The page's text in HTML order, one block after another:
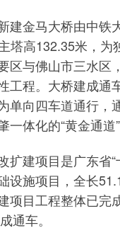
金马大桥由中铁
塔高132.35米，为
区与佛山市三水区
工程。大桥建成通
单向四车道通行，
体化的“黄金通道”
建项目是广东省“
设施项目，全长
项目工程整体已完
通车。